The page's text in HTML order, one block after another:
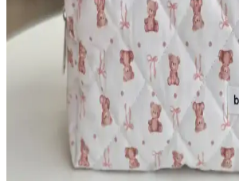
Kozmetik Çanta Seçimi ve
İpuçları: Pratik ve Dayanıklı
Seyahat ve günlük kullanım için ideal
boyut, malzeme ve tasarım önemli.
taşıma sağlayan modellerle bakım ürünlerinizi
Ecoform Organizer ile NS Reliable
Makyaj Çantası Karşılaştırması